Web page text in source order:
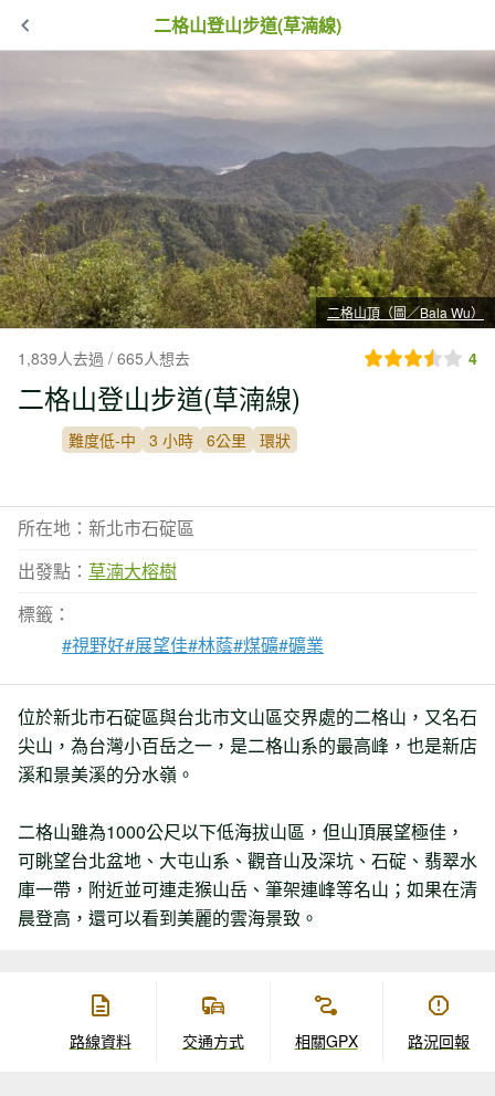
二格山登山步道(草湳線)
二格山頂（圖／Bala Wu）
1,839人去過 / 665人想去 4
二格山登山步道(草湳線)
難度低-中 3 小時 6公里 環狀
所在地：新北市石碇區
出發點： 草湳大榕樹
標籤：
#視野好#展望佳#林蔭#煤礦#礦業
位於新北市石碇區與台北市文山區交界處的二格山，又名石
尖山，為台灣小百岳之一，是二格山系的最高峰，也是新店
溪和景美溪的分水嶺。
二格山雖為1000公尺以下低海拔山區，但山頂展望極佳，
可眺望台北盆地、大屯山系、觀音山及深坑、石碇、翡翠水
庫一帶，附近並可連走猴山岳、筆架連峰等名山；如果在清
晨登高，還可以看到美麗的雲海景致。
路線資料 交通方式 相關GPX 路況回報